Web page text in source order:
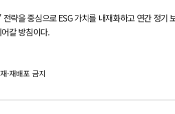
략을 중심으로 ESG 가치를 내재화하고 연간 정기
갈 방침이다.
재배포 금지